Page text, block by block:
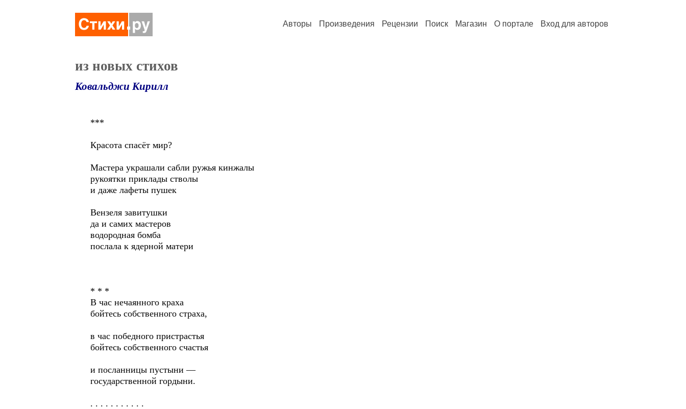
Авторы Произведения Рецензии Поиск Магазин О портале Вход для авторов
из новых стихов
Ковальджи Кирилл
***
Красота спасёт мир?
Мастера украшали сабли ружья кинжалы
рукоятки приклады стволы
и даже лафеты пушек
Вензеля завитушки
да и самих мастеров
водородная бомба
послала к ядерной матери
* * *
В час нечаянного краха
бойтесь собственного страха,
в час победного пристрастья
бойтесь собственного счастья
и посланницы пустыни —
государственной гордыни.
. . . . . . . . . . .